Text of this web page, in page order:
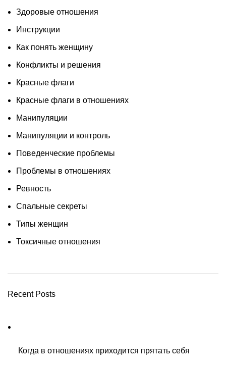
Здоровые отношения
Инструкции
Как понять женщину
Конфликты и решения
Красные флаги
Красные флаги в отношениях
Манипуляции
Манипуляции и контроль
Поведенческие проблемы
Проблемы в отношениях
Ревность
Спальные секреты
Типы женщин
Токсичные отношения
Recent Posts
Когда в отношениях приходится прятать себя